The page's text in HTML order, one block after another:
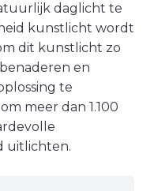
daglicht te
kunstlicht wordt
dit kunstlicht zo
en
te
meer dan 1.100
uitlichten.